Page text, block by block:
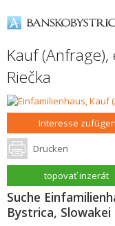
Kauf
Riečka
Interesse zufügen
Drucken
topovať inzerát
Suche
Bystrica, Slowakei